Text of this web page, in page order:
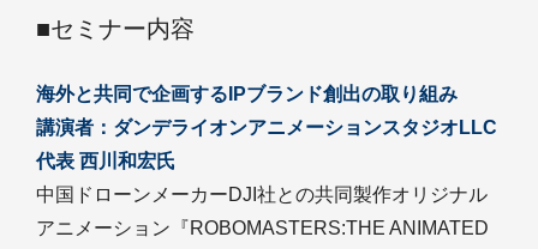
■セミナー内容
海外と共同で企画するIPブランド創出の取り組み
講演者：ダンデライオンアニメーションスタジオLLC
代表 西川和宏氏
中国ドローンメーカーDJI社との共同製作オリジナル
アニメーション『ROBOMASTERS:THE ANIMATED